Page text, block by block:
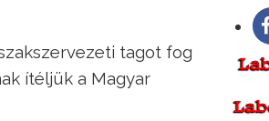
tagot fog
ítéljük a Magyar